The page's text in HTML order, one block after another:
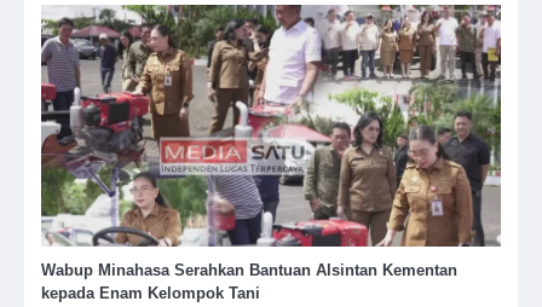
Wabup Minahasa Serahkan Bantuan Alsintan Kementan
kepada Enam Kelompok Tani